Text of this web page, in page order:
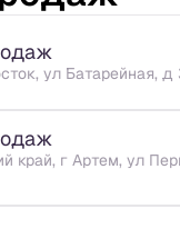
ул Батарейная, д
край, г Артем, ул